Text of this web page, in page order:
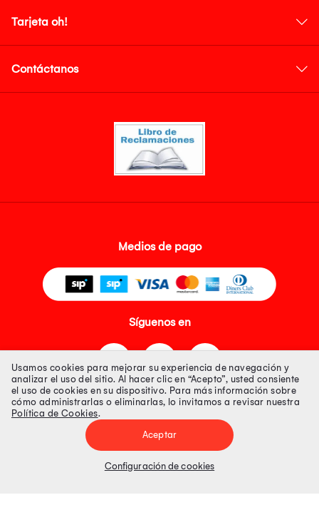
Tarjeta oh!
Contáctanos
Medios de pago
Síguenos en
Tienda 100% Segura
Tiendas Peruanas S.A. R.U.C. Nº 20493020618. Todos los derechos
Precios disponibles solo en www.oechsle.pe. Precios online publicados
Usamos cookies para mejorar su experiencia de navegación y
analizar el uso del sitio. Al hacer clic en “Acepto”, usted consiente
el uso de cookies en su dispositivo. Para más información sobre
cómo administrarlas o eliminarlas, lo invitamos a revisar nuestra
Política de Cookies.
Aceptar
Configuración de cookies